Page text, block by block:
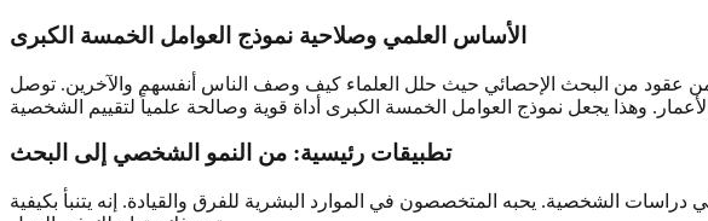
الأساس العلمي وصلاحية نموذج العوامل الخمسة الكبرى
عقود من البحث الإحصائي حيث حلل العلماء كيف وصف الناس أنفسهم والآخرين. توصل
تطبيقات رئيسية: من النمو الشخصي إلى البحث
الشخصية. يحبه المتخصصون في الموارد البشرية للفرق والقيادة. إنه يتنبأ بكيفية